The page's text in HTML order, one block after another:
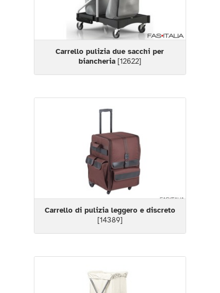
Carrello pulizia due sacchi per
biancheria[12622]
Carrello di pulizia leggero e discreto
[14389]